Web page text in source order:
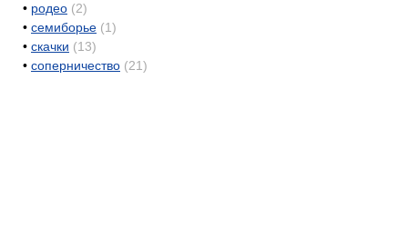
• родео (2)
• семиборье (1)
• скачки (13)
• соперничество (21)